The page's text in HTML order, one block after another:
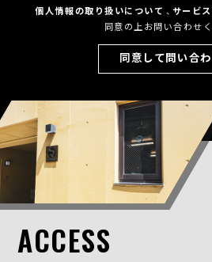
個人情報の取り扱いについて 、 サービ
同意の上お問い合わせく
同意して問い合
ACCESS